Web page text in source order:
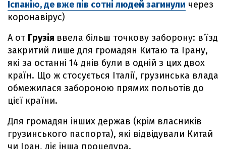
Іспанію, де вже пів сотні людей загинули через
коронавірус)
А от Грузія ввела більш точкову заборону: в’їзд
закритий лише для громадян Китаю та Ірану,
які за останні 14 днів були в одній з цих двох
країн. Що ж стосується Італії, грузинська влада
обмежилася забороною прямих польотів до
цієї країни.
Для громадян інших держав (крім власників
грузинського паспорта), які відвідували Китай
чи Іран, діє інша процедура.